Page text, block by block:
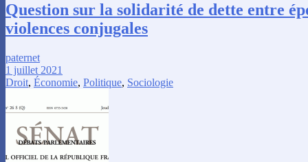
Question sur la solidarité de dette entre
violences conjugales
paternet
1 juillet 2021
Droit, Économie, Politique, Sociologie